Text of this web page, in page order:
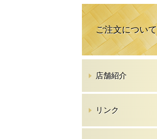
ご注文について
店舗紹介
リンク